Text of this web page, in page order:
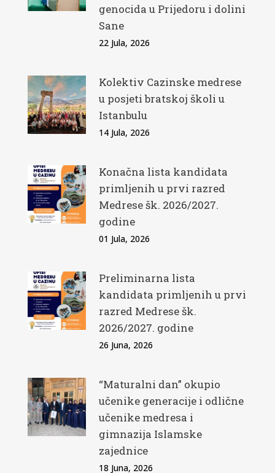
genocida u Prijedoru i dolini
Sane
22 Jula, 2026
Kolektiv Cazinske medrese
u posjeti bratskoj školi u
Istanbulu
14 Jula, 2026
Konačna lista kandidata
primljenih u prvi razred
Medrese šk. 2026/2027.
godine
01 Jula, 2026
Preliminarna lista
kandidata primljenih u prvi
razred Medrese šk.
2026/2027. godine
26 Juna, 2026
“Maturalni dan” okupio
učenike generacije i odlične
učenike medresa i
gimnazija Islamske
zajednice
18 Juna, 2026